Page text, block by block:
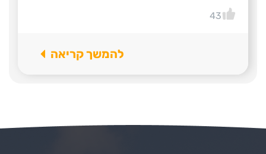
43
להמשך קריאה